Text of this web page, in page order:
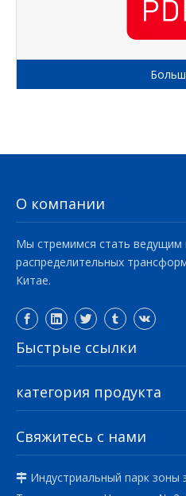
О компании
Мы стремимся стать ведущим
распределительных
Китае.
Быстрые ссылки
категория продукта
Свяжитесь с нами
 Индустриальный парк зоны